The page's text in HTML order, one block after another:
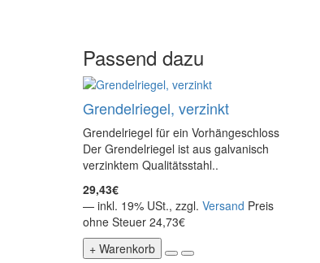
Passend dazu
Grendelriegel, verzinkt
Grendelriegel für ein Vorhängeschloss
Der Grendelriegel ist aus galvanisch
verzinktem Qualitätsstahl..
29,43€
— inkl. 19% USt., zzgl. Versand Preis
ohne Steuer 24,73€
+ Warenkorb